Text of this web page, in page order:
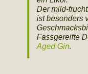
Der mild-
ist besonders
Fassgereifte
Aged Gin.